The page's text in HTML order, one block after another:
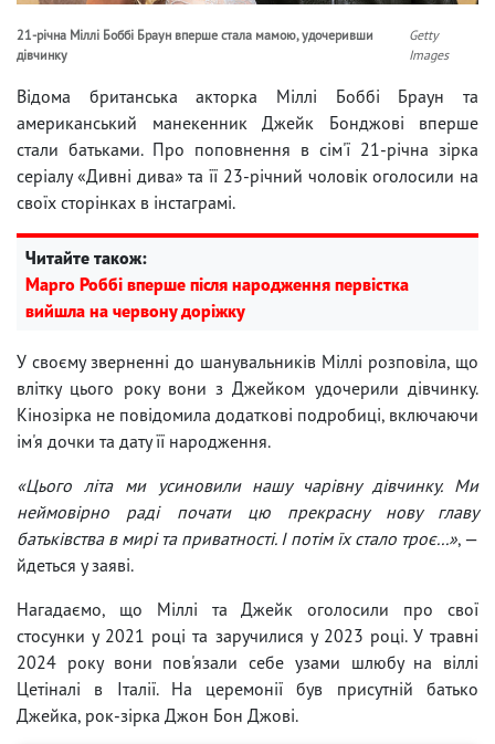
21-річна Міллі Боббі Браун вперше стала мамою, удочеривши
дівчинку
Getty
Images
Відома британська акторка Міллі Боббі Браун та
американський манекенник Джейк Бонджові вперше
стали батьками. Про поповнення в сім'ї 21-річна зірка
серіалу «Дивні дива» та її 23-річний чоловік оголосили на
своїх сторінках в інстаграмі.
Читайте також:
Марго Роббі вперше після народження первістка
вийшла на червону доріжку
У своєму зверненні до шанувальників Міллі розповіла, що
влітку цього року вони з Джейком удочерили дівчинку.
Кінозірка не повідомила додаткові подробиці, включаючи
ім'я дочки та дату її народження.
«Цього літа ми усиновили нашу чарівну дівчинку. Ми
неймовірно раді почати цю прекрасну нову главу
батьківства в мирі та приватності. І потім їх стало троє...», —
йдеться у заяві.
Нагадаємо, що Міллі та Джейк оголосили про свої
стосунки у 2021 році та заручилися у 2023 році. У травні
2024 року вони пов'язали себе узами шлюбу на віллі
Цетіналі в Італії. На церемонії був присутній батько
Джейка, рок-зірка Джон Бон Джові.